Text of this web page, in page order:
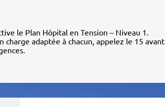
le Plan Hôpital en Tension – Niveau 1.
charge adaptée à chacun, appelez le 15 avant